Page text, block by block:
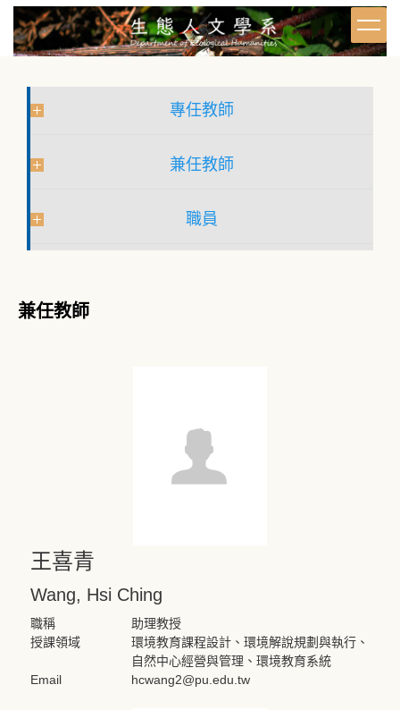
跳
到
主
專任教師
兼任教師
職員
兼任教師
王喜青
Wang, Hsi Ching
職稱
助理教授
授課領域
環境教育課程設計、環境解說規劃與執行、
自然中心經營與管理、環境教育系統
Email
hcwang2@pu.edu.tw